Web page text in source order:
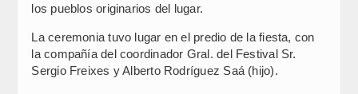
los pueblos originarios del lugar.
La ceremonia tuvo lugar en el predio de la fiesta, con
la compañía del coordinador Gral. del Festival Sr.
Sergio Freixes y Alberto Rodríguez Saá (hijo).